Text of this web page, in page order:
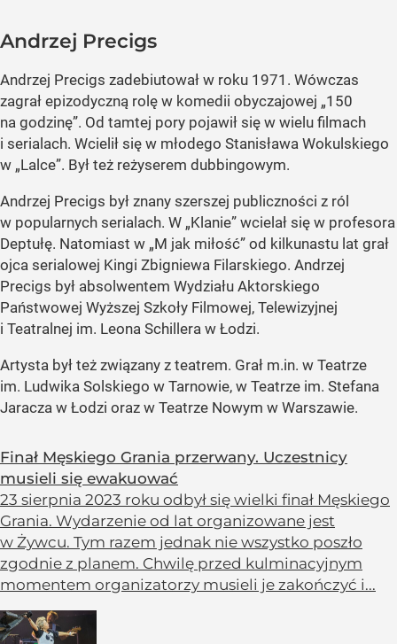
Andrzej Precigs
Andrzej Precigs zadebiutował w roku 1971. Wówczas
zagrał epizodyczną rolę w komedii obyczajowej „150
na godzinę”. Od tamtej pory pojawił się w wielu filmach
i serialach. Wcielił się w młodego Stanisława Wokulskiego
w „Lalce”. Był też reżyserem dubbingowym.
Andrzej Precigs był znany szerszej publiczności z ról
w popularnych serialach. W „Klanie” wcielał się w profesora
Deptułę. Natomiast w „M jak miłość” od kilkunastu lat grał
ojca serialowej Kingi Zbigniewa Filarskiego. Andrzej
Precigs był absolwentem Wydziału Aktorskiego
Państwowej Wyższej Szkoły Filmowej, Telewizyjnej
i Teatralnej im. Leona Schillera w Łodzi.
Artysta był też związany z teatrem. Grał m.in. w Teatrze
im. Ludwika Solskiego w Tarnowie, w Teatrze im. Stefana
Jaracza w Łodzi oraz w Teatrze Nowym w Warszawie.
Finał Męskiego Grania przerwany. Uczestnicy
musieli się ewakuować
23 sierpnia 2023 roku odbył się wielki finał Męskiego
Grania. Wydarzenie od lat organizowane jest
w Żywcu. Tym razem jednak nie wszystko poszło
zgodnie z planem. Chwilę przed kulminacyjnym
momentem organizatorzy musieli je zakończyć i...